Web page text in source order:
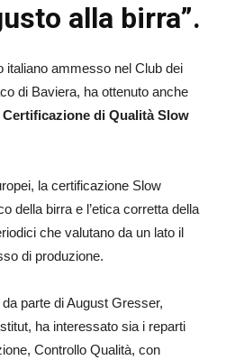
alla birra”.
italiano ammesso nel Club dei
di Baviera, ha ottenuto anche
di Qualità Slow
la certificazione Slow
della birra e l’etica corretta della
che valutano da un lato il
di produzione.
parte di August Gresser,
ha interessato sia i reparti
Controllo Qualità, con